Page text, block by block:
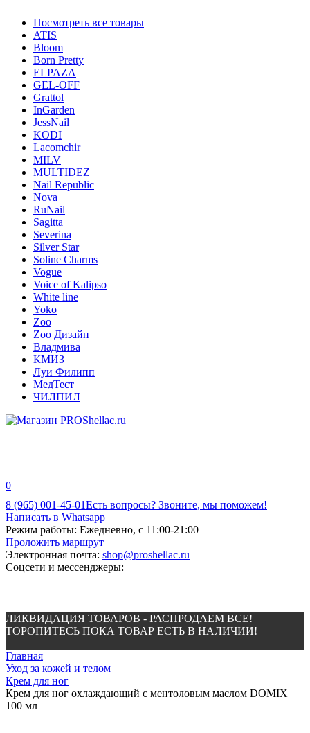
Посмотреть все товары
ATIS
Bloom
Born Pretty
ELPAZA
GEL-OFF
Grattol
InGarden
JessNail
KODI
Lacomchir
MILV
MULTIDEZ
Nail Republic
Nova
RuNail
Sagitta
Severina
Silver Star
Soline Charms
Vogue
Voice of Kalipso
White line
Yoko
Zoo
Zoo Дизайн
Владмива
КМИЗ
Луи Филипп
МедТест
ЧИЛПИЛ
0
8 (965) 001-45-01Есть вопросы? Звоните, мы поможем!
Написать в Whatsapp
Режим работы: Ежедневно, с 11:00-21:00
Проложить маршрут
Электронная почта: shop@proshellac.ru
Соцсети и мессенджеры:
ЛИКВИДАЦИЯ ТОВАРОВ - РАСПРОДАЕМ ВСЕ!
ТОРОПИТЕСЬ ПОКА ТОВАР ЕСТЬ В НАЛИЧИИ!
Главная
Уход за кожей и телом
Крем для ног
Крем для ног охлаждающий с ментоловым маслом DOMIX
100 мл